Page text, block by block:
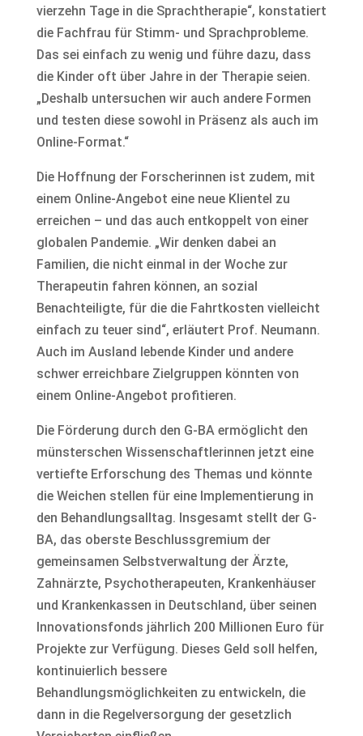
vierzehn Tage in die Sprachtherapie“, konstatiert
die Fachfrau für Stimm- und Sprachprobleme.
Das sei einfach zu wenig und führe dazu, dass
die Kinder oft über Jahre in der Therapie seien.
„Deshalb untersuchen wir auch andere Formen
und testen diese sowohl in Präsenz als auch im
Online-Format.“
Die Hoffnung der Forscherinnen ist zudem, mit
einem Online-Angebot eine neue Klientel zu
erreichen – und das auch entkoppelt von einer
globalen Pandemie. „Wir denken dabei an
Familien, die nicht einmal in der Woche zur
Therapeutin fahren können, an sozial
Benachteiligte, für die die Fahrtkosten vielleicht
einfach zu teuer sind“, erläutert Prof. Neumann.
Auch im Ausland lebende Kinder und andere
schwer erreichbare Zielgruppen könnten von
einem Online-Angebot profitieren.
Die Förderung durch den G-BA ermöglicht den
münsterschen Wissenschaftlerinnen jetzt eine
vertiefte Erforschung des Themas und könnte
die Weichen stellen für eine Implementierung in
den Behandlungsalltag. Insgesamt stellt der G-
BA, das oberste Beschlussgremium der
gemeinsamen Selbstverwaltung der Ärzte,
Zahnärzte, Psychotherapeuten, Krankenhäuser
und Krankenkassen in Deutschland, über seinen
Innovationsfonds jährlich 200 Millionen Euro für
Projekte zur Verfügung. Dieses Geld soll helfen,
kontinuierlich bessere
Behandlungsmöglichkeiten zu entwickeln, die
dann in die Regelversorgung der gesetzlich